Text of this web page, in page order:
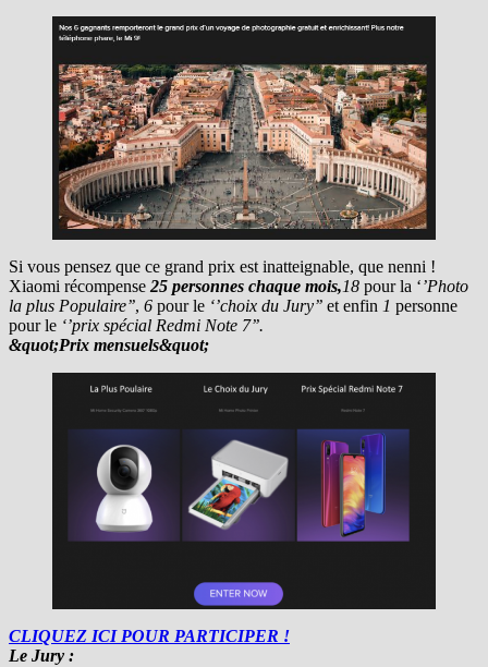
Si vous pensez que ce grand prix est inatteignable, que nenni !
Xiaomi récompense 25 personnes chaque mois,18 pour la ‘’Photo
la plus Populaire’’, 6 pour le ‘’choix du Jury’’ et enfin 1 personne
pour le ‘’prix spécial Redmi Note 7’’.
&quot;Prix mensuels&quot;
CLIQUEZ ICI POUR PARTICIPER !
Le Jury :